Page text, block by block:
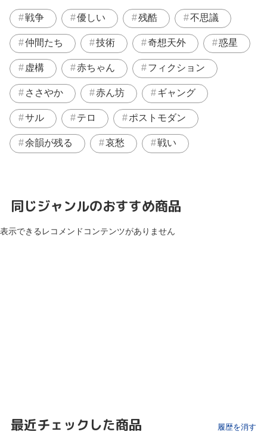
戦争 優しい 残酷 不思議
仲間たち 技術 奇想天外 惑星
虚構 赤ちゃん フィクション
ささやか 赤ん坊 ギャング
サル テロ ポストモダン
余韻が残る 哀愁 戦い
同じジャンルのおすすめ商品
表示できるレコメンドコンテンツがありません
最近チェックした商品 履歴を消す